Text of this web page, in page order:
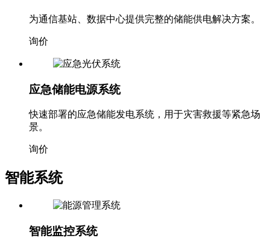
为通信基站、数据中心提供完整的储能供电解决方案。
询价
应急储能电源系统
快速部署的应急储能发电系统，用于灾害救援等紧急场
景。
询价
智能系统
智能监控系统